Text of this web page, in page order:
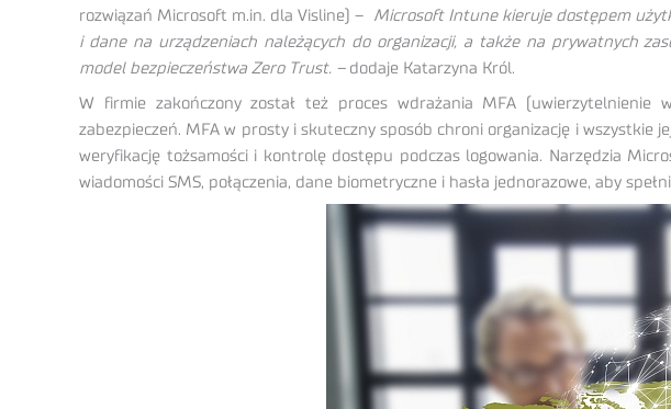
rozwiązań Microsoft m.in. dla Visline) – Microsoft Intune kieruje dostępem
i dane na urządzeniach należących do organizacji, a także na prywatnych
model bezpieczeństwa Zero Trust. –dodaje Katarzyna Król.
W firmie zakończony został też proces wdrażania MFA (uwierzytelnienie
zabezpieczeń. MFA w prosty i skuteczny sposób chroni organizację i
weryfikację tożsamości i kontrolę dostępu podczas logowania. Narzędzia
wiadomości SMS, połączenia, dane biometryczne i hasła jednorazowe, aby